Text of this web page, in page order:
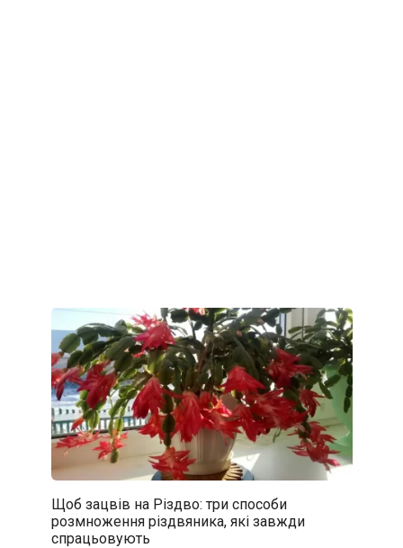
Щоб зацвів на Різдво: три способи
розмноження різдвяника, які завжди
спрацьовують